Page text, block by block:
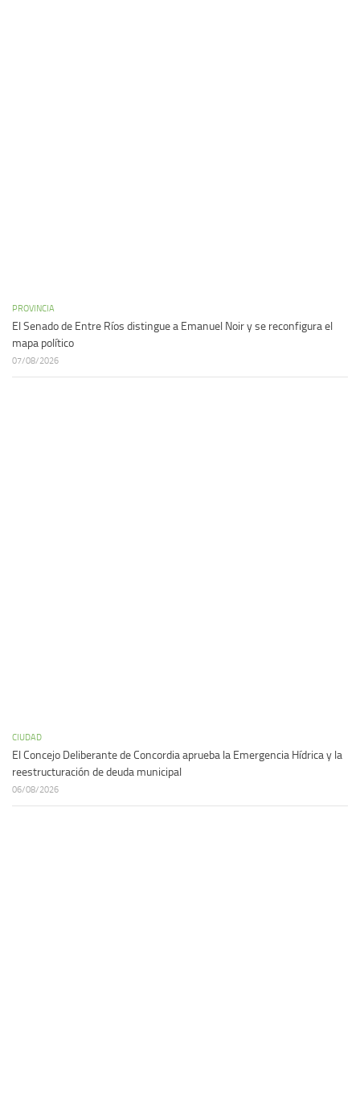
PROVINCIA
El Senado de Entre Ríos distingue a Emanuel Noir y se reconfigura el
mapa político
07/08/2026
CIUDAD
El Concejo Deliberante de Concordia aprueba la Emergencia Hídrica y la
reestructuración de deuda municipal
06/08/2026